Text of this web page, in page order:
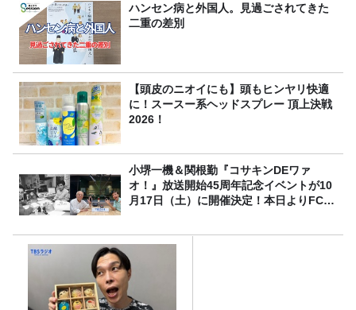
ハンセン病と外国人。見過ごされてきた
二重の差別
【頭皮のニオイにも】頭もヒンヤリ快適
に！スースー系ヘッドスプレー 頂上決戦
2026！
小堺一機＆関根勤『コサキンDEワァ
オ！』放送開始45周年記念イベントが10
月17日（土）に開催決定！本日よりFC先